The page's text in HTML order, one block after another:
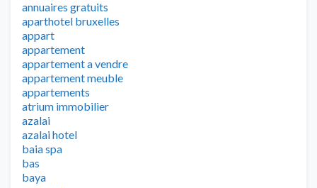
annuaires gratuits
aparthotel bruxelles
appart
appartement
appartement a vendre
appartement meuble
appartements
atrium immobilier
azalai
azalai hotel
baia spa
bas
baya